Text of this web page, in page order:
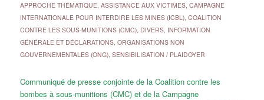
APPROCHE THÉMATIQUE, ASSISTANCE AUX VICTIMES, CAMPAGNE
INTERNATIONALE POUR INTERDIRE LES MINES (ICBL), COALITION
CONTRE LES SOUS-MUNITIONS (CMC), DIVERS, INFORMATION
GÉNÉRALE ET DÉCLARATIONS, ORGANISATIONS NON
GOUVERNEMENTALES (ONG), SENSIBILISATION / PLAIDOYER
Communiqué de presse conjointe de la Coalition contre les
bombes à sous-munitions (CMC) et de la Campagne